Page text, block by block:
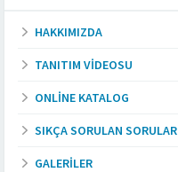
HAKKIMIZDA
TANITIM VIDEOSU
ONLINE KATALOG
SIKÇA SORULAN SORULAR
GALERILER